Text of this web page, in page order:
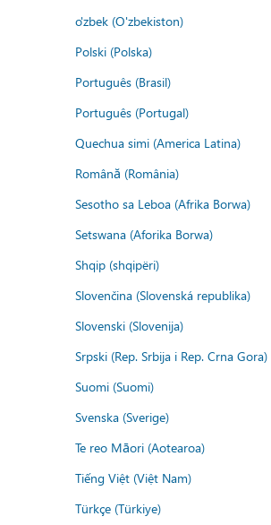
o'zbek (O'zbekiston)
Polski (Polska)
Português (Brasil)
Português (Portugal)
Quechua simi (America Latina)
Română (România)
Sesotho sa Leboa (Afrika Borwa)
Setswana (Aforika Borwa)
Shqip (shqipëri)
Slovenčina (Slovenská republika)
Slovenski (Slovenija)
Srpski (Rep. Srbija i Rep. Crna Gora)
Suomi (Suomi)
Svenska (Sverige)
Te reo Māori (Aotearoa)
Tiếng Việt (Việt Nam)
Türkçe (Türkiye)